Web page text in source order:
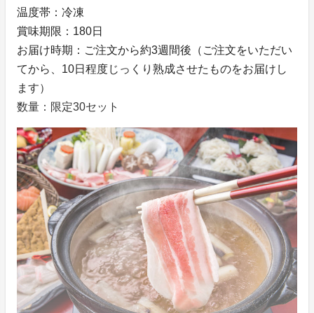
温度帯：冷凍
賞味期限：180日
お届け時期：ご注文から約3週間後（ご注文をいただい
てから、10日程度じっくり熟成させたものをお届けし
ます）
数量：限定30セット